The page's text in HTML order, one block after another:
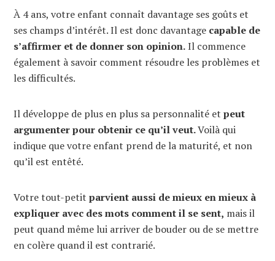
À 4 ans, votre enfant connaît davantage ses goûts et
ses champs d’intérêt. Il est donc davantage capable de
s’affirmer et de donner son opinion.Il commence
également à savoir comment résoudre les problèmes et
les difficultés.
Il développe de plus en plus sa personnalité et peut
argumenter pour obtenir ce qu’il veut.Voilà qui
indique que votre enfant prend de la maturité, et non
qu’il est entêté.
Votre tout-petit parvient aussi de mieux en mieux à
expliquer avec des mots comment il se sent, mais il
peut quand même lui arriver de bouder ou de se mettre
en colère quand il est contrarié.